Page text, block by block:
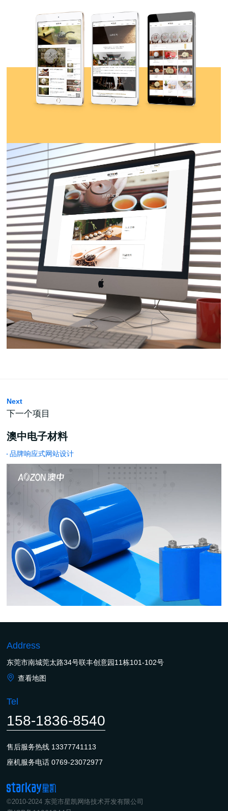
Next
下一个项目
澳中电子材料
品牌响应式网站设计
©2010-2024 东莞市星凯网络技术开发有限公司
Address
东莞市南城莞太路34号联丰创意园11栋101-102号
查看地图
Tel
158-1836-8540
售后服务热线 13377741113
座机服务电话0769-23072977